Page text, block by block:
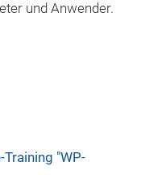
und Anwender.
"WP-